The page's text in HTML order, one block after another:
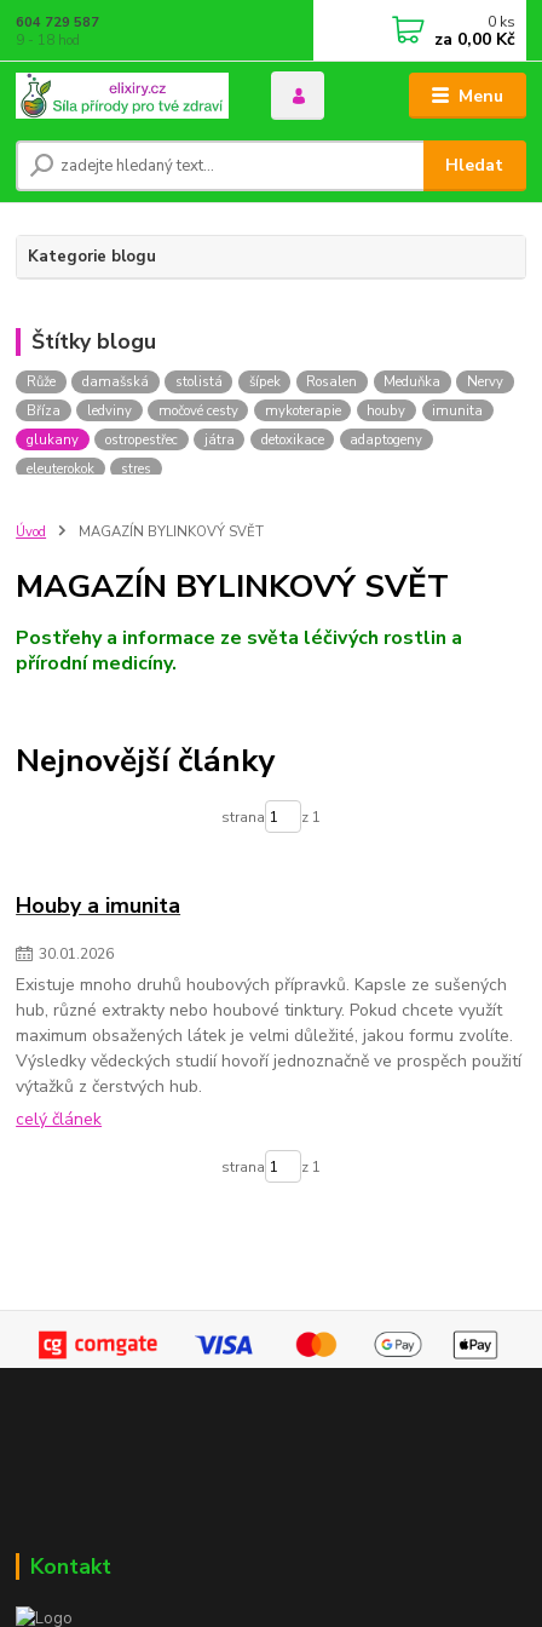
Menu
Hledat
604 729 587
9 - 18 hod
0 ks
za 0,00 Kč
Kategorie blogu
Štítky blogu
Růže damašská stolistá šípek Rosalen Meduňka
Nervy
Bříza
ledviny močové cesty mykoterapie houby
imunita
glukany
ostropestřec játra detoxikace
adaptogeny
eleuterokok
stres
Úvod MAGAZÍN BYLINKOVÝ SVĚT
MAGAZÍN BYLINKOVÝ SVĚT
Postřehy a informace ze světa léčivých rostlin a
přírodní medicíny.
Nejnovější články
strana z 1
Houby a imunita
30.01.2026
Existuje mnoho druhů houbových přípravků. Kapsle ze sušených
hub, různé extrakty nebo houbové tinktury. Pokud chcete využít
maximum obsažených látek je velmi důležité, jakou formu zvolíte.
Výsledky vědeckých studií hovoří jednoznačně ve prospěch použití
výtažků z čerstvých hub.
celý článek
strana z 1
Kontakt